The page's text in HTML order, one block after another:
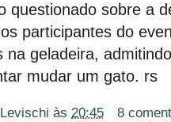
questionado sobre a
participantes do
na geladeira,
mudar um gato. rs
às 20:45
8